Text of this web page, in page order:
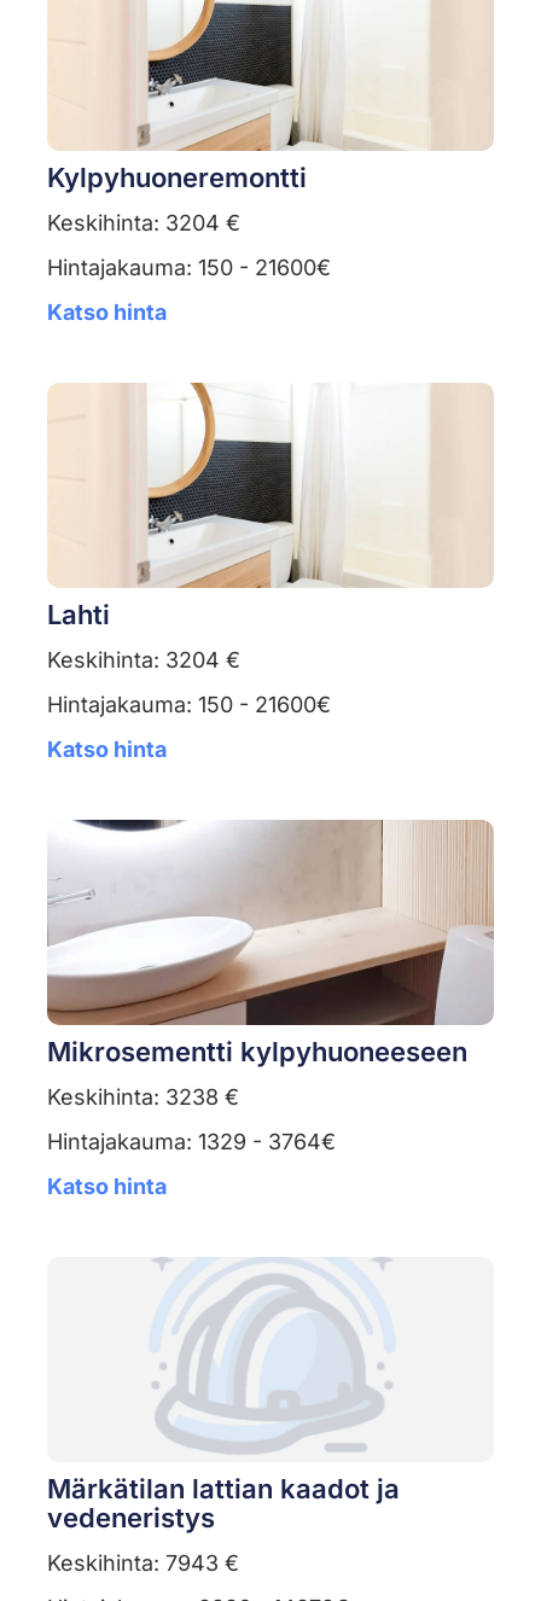
Kylpyhuoneremontti
Keskihinta: 3204 €
Hintajakauma: 150 - 21600€
Katso hinta
Lahti
Keskihinta: 3204 €
Hintajakauma: 150 - 21600€
Katso hinta
Mikrosementti kylpyhuoneeseen
Keskihinta: 3238 €
Hintajakauma: 1329 - 3764€
Katso hinta
Märkätilan lattian kaadot ja
vedeneristys
Keskihinta: 7943 €